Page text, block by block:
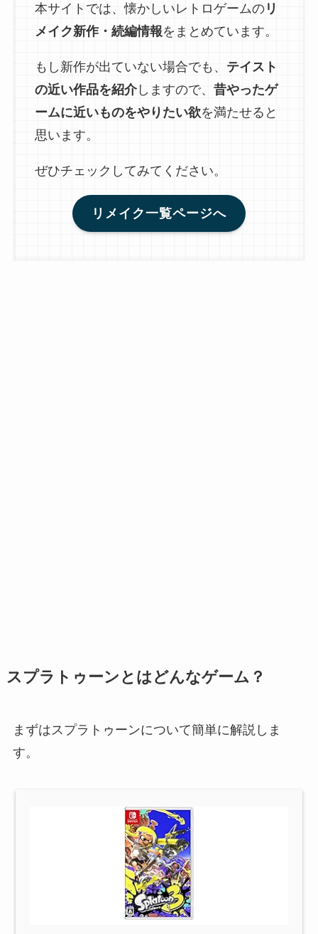
本サイトでは、懐かしいレトロゲームのリ
メイク新作・続編情報をまとめています。
もし新作が出ていない場合でも、 テイスト
の近い作品を紹介しますので、 昔やったゲ
ームに近いものをやりたい欲を満たせると
思います。
ぜひチェックしてみてください。
リメイク一覧ページへ
スプラトゥーンとはどんなゲーム？
まずはスプラトゥーンについて簡単に解説しま
す。